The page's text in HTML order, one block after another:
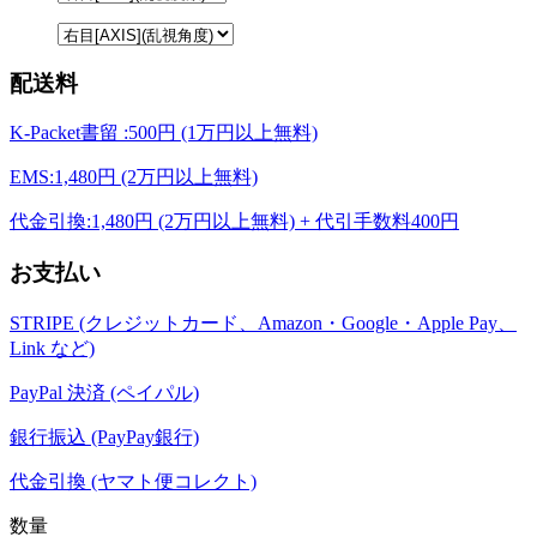
配送料
K-Packet書留 :500円 (1万円以上無料)
EMS:1,480円 (2万円以上無料)
代金引換:1,480円 (2万円以上無料) + 代引手数料400円
お支払い
STRIPE (クレジットカード、Amazon・Google・Apple Pay、
Link など)
PayPal 決済 (ペイパル)
銀行振込 (PayPay銀行)
代金引換 (ヤマト便コレクト)
数量